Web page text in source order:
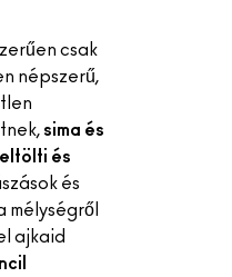
csak
népszerű,
sima és
és
és
mélységről
ajkaid